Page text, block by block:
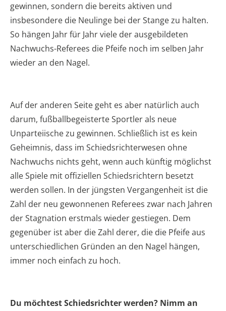
gewinnen, sondern die bereits aktiven und
insbesondere die Neulinge bei der Stange zu halten.
So hängen Jahr für Jahr viele der ausgebildeten
Nachwuchs-Referees die Pfeife noch im selben Jahr
wieder an den Nagel.
Auf der anderen Seite geht es aber natürlich auch
darum, fußballbegeisterte Sportler als neue
Unparteiische zu gewinnen. Schließlich ist es kein
Geheimnis, dass im Schiedsrichterwesen ohne
Nachwuchs nichts geht, wenn auch künftig möglichst
alle Spiele mit offiziellen Schiedsrichtern besetzt
werden sollen. In der jüngsten Vergangenheit ist die
Zahl der neu gewonnenen Referees zwar nach Jahren
der Stagnation erstmals wieder gestiegen. Dem
gegenüber ist aber die Zahl derer, die die Pfeife aus
unterschiedlichen Gründen an den Nagel hängen,
immer noch einfach zu hoch.
Du möchtest Schiedsrichter werden? Nimm an